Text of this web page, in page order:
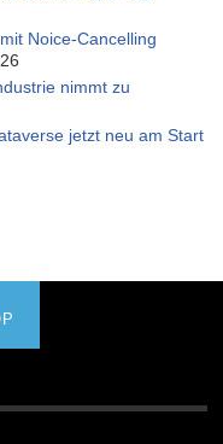
Noice-Cancelling
nimmt zu
jetzt neu am Start